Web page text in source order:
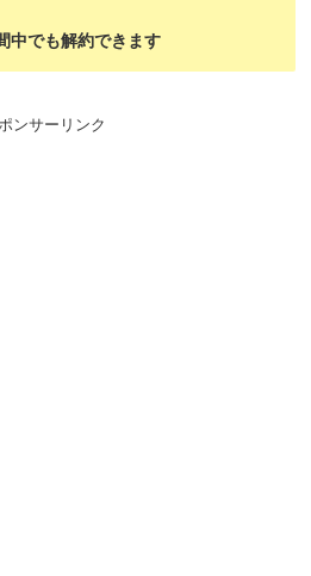
中でも解約できます
ンサーリンク